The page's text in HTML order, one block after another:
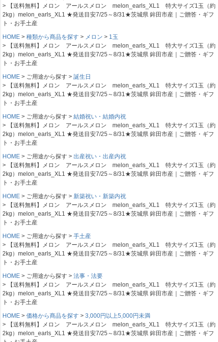
【送料無料】メロン アールスメロン melon_earls_XL1 特大サイズ1玉（約
2kg）melon_earls_XL1 ★発送目安7/25～8/31★茨城県 鉾田市産｜ご贈答・ギフ
ト・お手土産
HOME
種類から商品を探す メロン
1玉
【送料無料】メロン アールスメロン melon_earls_XL1 特大サイズ1玉（約
2kg）melon_earls_XL1 ★発送目安7/25～8/31★茨城県 鉾田市産｜ご贈答・ギフ
ト・お手土産
HOME
ご用途から探す
誕生日
【送料無料】メロン アールスメロン melon_earls_XL1 特大サイズ1玉（約
2kg）melon_earls_XL1 ★発送目安7/25～8/31★茨城県 鉾田市産｜ご贈答・ギフ
ト・お手土産
HOME
ご用途から探す
結婚祝い・結婚内祝
【送料無料】メロン アールスメロン melon_earls_XL1 特大サイズ1玉（約
2kg）melon_earls_XL1 ★発送目安7/25～8/31★茨城県 鉾田市産｜ご贈答・ギフ
ト・お手土産
HOME
ご用途から探す
出産祝い・出産内祝
【送料無料】メロン アールスメロン melon_earls_XL1 特大サイズ1玉（約
2kg）melon_earls_XL1 ★発送目安7/25～8/31★茨城県 鉾田市産｜ご贈答・ギフ
ト・お手土産
HOME
ご用途から探す
新築祝い・新築内祝
【送料無料】メロン アールスメロン melon_earls_XL1 特大サイズ1玉（約
2kg）melon_earls_XL1 ★発送目安7/25～8/31★茨城県 鉾田市産｜ご贈答・ギフ
ト・お手土産
HOME
ご用途から探す
手土産
【送料無料】メロン アールスメロン melon_earls_XL1 特大サイズ1玉（約
2kg）melon_earls_XL1 ★発送目安7/25～8/31★茨城県 鉾田市産｜ご贈答・ギフ
ト・お手土産
HOME
ご用途から探す
法事・法要
【送料無料】メロン アールスメロン melon_earls_XL1 特大サイズ1玉（約
2kg）melon_earls_XL1 ★発送目安7/25～8/31★茨城県 鉾田市産｜ご贈答・ギフ
ト・お手土産
HOME
価格から商品を探す
3,000円以上5,000円未満
【送料無料】メロン アールスメロン melon_earls_XL1 特大サイズ1玉（約
2kg）melon_earls_XL1 ★発送目安7/25～8/31★茨城県 鉾田市産｜ご贈答・ギフ